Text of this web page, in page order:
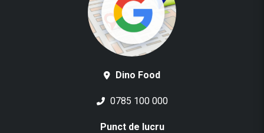
Dino Food
0785 100 000
Punct de lucru